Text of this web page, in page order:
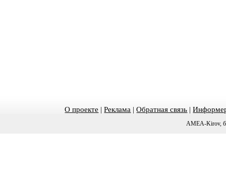
О проекте |Реклама |Обратная связь |
AMEA-Kirov,